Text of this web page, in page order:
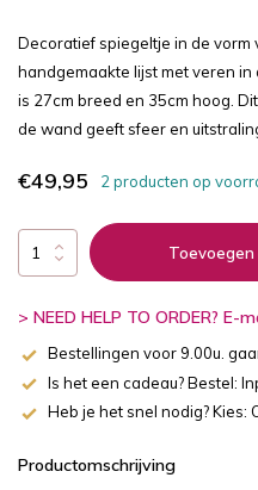
Decoratief spiegeltje in de vorm
handgemaakte lijst met veren
is 27cm breed en 35cm hoog.
de wand geeft sfeer en
€49,95 2 producten op
> NEED HELP TO ORDER? E-
Bestellingen voor 9.00u.
Is het een cadeau? Bestel:
Heb je het snel nodig? Kies:
Productomschrijving